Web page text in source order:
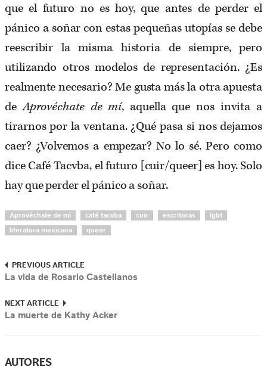
que el futuro no es hoy, que antes de perder el
pánico a soñar con estas pequeñas utopías se debe
reescribir la misma historia de siempre, pero
utilizando otros modelos de representación. ¿Es
realmente necesario? Me gusta más la otra apuesta
deAprovéchate de mí, aquella que nos invita a
tirarnos por la ventana. ¿Qué pasa si nos dejamos
caer? ¿Volvemos a empezar? No lo sé. Pero como
dice Café Tacvba, el futuro [cuir/queer] es hoy. Solo
hay que perder el pánico a soñar.
Aprovéchate de mí café tacvba cuir escritoras lgbt
literatura mexicana queer
PREVIOUS ARTICLE
La vida de Rosario Castellanos
NEXT ARTICLE
La muerte de Kathy Acker
AUTORES